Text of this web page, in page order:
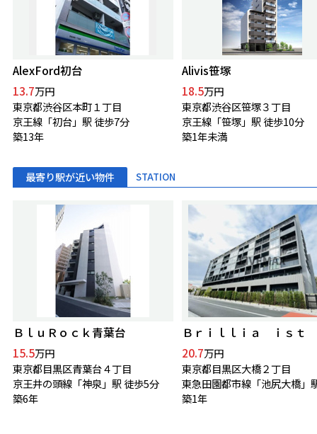
AlexFord初台
13.7万円
東京都渋谷区本町１丁目
京王線「初台」駅 徒歩7分
築13年
Alivis笹塚
18.5万円
東京都渋谷区笹塚３丁目
京王線「笹塚」駅 徒歩10分
築1年未満
最寄り駅が近い物件 STATION
ＢｌｕＲｏｃｋ青葉台
15.5万円
東京都目黒区青葉台４丁目
京王井の頭線「神泉」駅 徒歩5分
築6年
20.7万円
東京都目黒区大橋２丁目
築1年